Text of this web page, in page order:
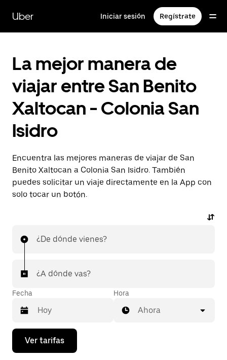
contenido
principal
Uber Iniciar sesión Regístrate
La mejor manera de
viajar entre San Benito
Xaltocan - Colonia San
Isidro
Encuentra las mejores maneras de viajar de San
Benito Xaltocan a Colonia San Isidro. También
puedes solicitar un viaje directamente en la App con
solo tocar un botón.
¿De dónde vienes?
¿A dónde vas?
Fecha
Presiona
flecha
Hora
Ahora
Ver tarifas